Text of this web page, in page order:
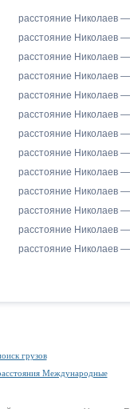
расстояние Николаев
расстояние Николаев
расстояние Николаев
расстояние Николаев
расстояние Николаев
расстояние Николаев
расстояние Николаев
расстояние Николаев
расстояние Николаев
расстояние Николаев
расстояние Николаев
расстояние Николаев
расстояние Николаев
грузов
Международные